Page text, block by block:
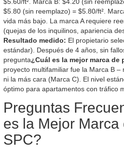
$5.80 (sin reemplazo) = $5.80/ft².
vida más bajo. La marca A requiere
(quejas de los inquilinos, apariencia
Resultado medido: El propietario
estándar). Después de 4 años, sin
pregunta¿Cuál es la mejor marca de
proyecto multifamiliar fue la Marca B –
ni la más cara (Marca C). El nivel
óptimo para apartamentos con tráfico
Preguntas
es la Mejor Marca
SPC?